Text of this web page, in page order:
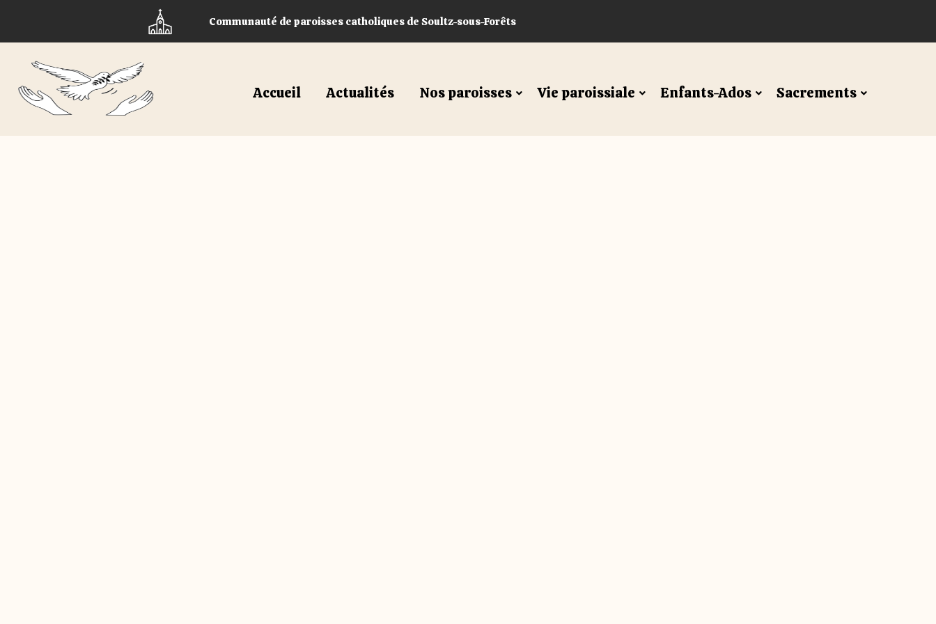
Communauté de paroisses catholiques de Soultz-sous-Forêts
Accueil Actualités Nos paroisses Vie paroissiale Enfants-Ados Sacrements